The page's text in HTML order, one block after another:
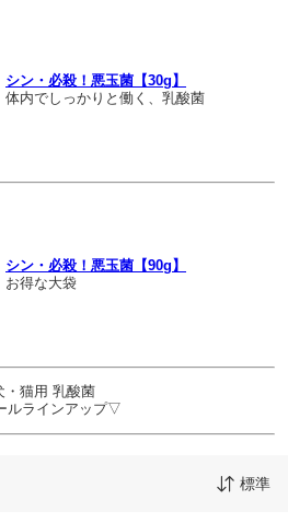
シン・必殺！悪玉菌【30g】
体内でしっかりと働く、乳酸菌
シン・必殺！悪玉菌【90g】
お得な大袋
・猫用 乳酸菌
ルラインアップ▽
標準